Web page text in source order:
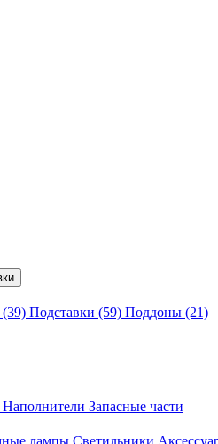
(39) Подставки (59) Поддоны (21)
Наполнители Запасные части
лампы Светильники